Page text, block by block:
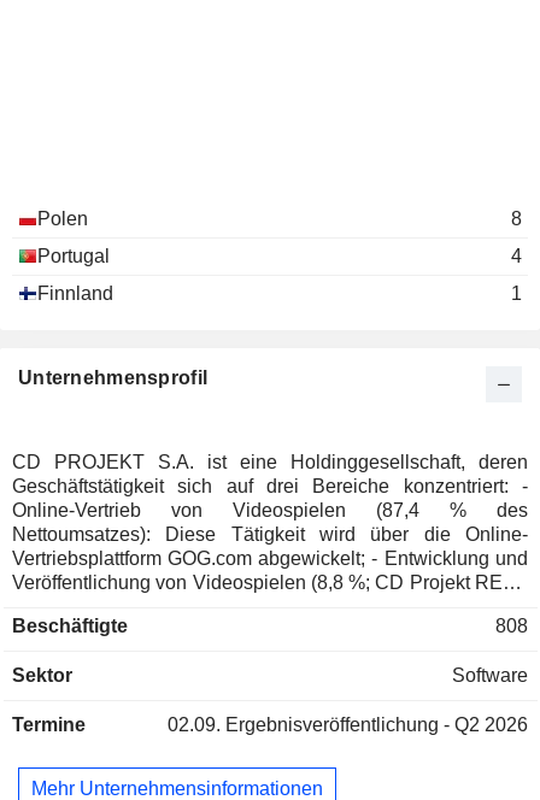
Polen
8
Portugal
4
Finnland
1
Unternehmensprofil
CD PROJEKT S.A. ist eine Holdinggesellschaft, deren
Geschäftstätigkeit sich auf drei Bereiche konzentriert: -
Online-Vertrieb von Videospielen (87,4 % des
Nettoumsatzes): Diese Tätigkeit wird über die Online-
Vertriebsplattform GOG.com abgewickelt; - Entwicklung und
Veröffentlichung von Videospielen (8,8 %; CD Projekt RED):
Sonstiges (3,8 %). Der Nettoumsatz verteilt sich geografisch
%), Asien (9,3 %) und Australien (0,4 %).
Beschäftigte 808
Sektor Software
Termine 02.09. Ergebnisveröffentlichung - Q2 2026
Mehr Unternehmensinformationen